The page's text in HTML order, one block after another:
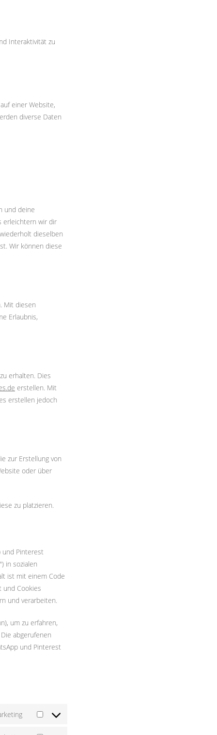
Interaktivität zu
einer Website,
diverse Daten
und deine
erleichtern wir dir
dieselben
Wir können diese
Mit diesen
Erlaubnis,
erhalten. Dies
erstellen. Mit
erstellen jedoch
zur Erstellung von
oder über
zu platzieren.
und Pinterest
in sozialen
ist mit einem Code
und Cookies
und verarbeiten.
um zu erfahren,
abgerufenen
und Pinterest
Consent